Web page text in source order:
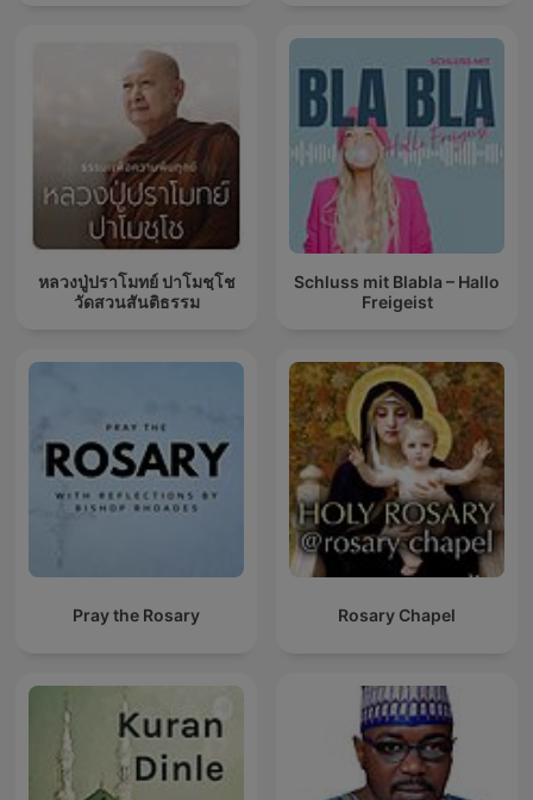
หลวงปู่ปราโมทย์ ปาโมชฺโช
วัดสวนสันติธรรม
Schluss mit Blabla – Hallo
Freigeist
Pray the Rosary Rosary Chapel